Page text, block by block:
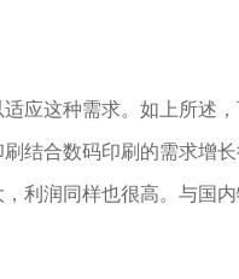
这种需求。如上所述，
结合数码印刷的需求增
利润同样也很高。与国